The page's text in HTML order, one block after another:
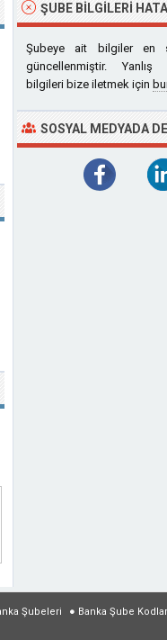
ŞUBE BILGILERI
Şubeye ait bilgiler en
güncellenmiştir. Yanlış
bilgileri bize iletmek için
SOSYAL MEDYADA
● Banka Şube
Şubeleri